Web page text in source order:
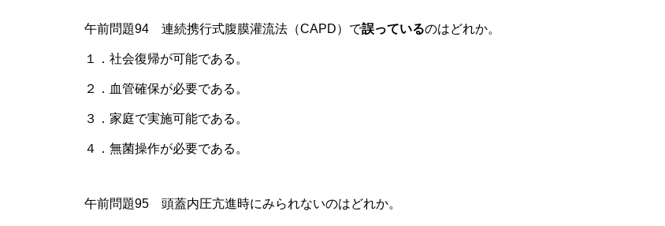
午前問題94 連続携行式腹膜灌流法（CAPD）で誤っているのはどれか。
１．社会復帰が可能である。
２．血管確保が必要である。
３．家庭で実施可能である。
４．無菌操作が必要である。
午前問題95 頭蓋内圧亢進時にみられないのはどれか。